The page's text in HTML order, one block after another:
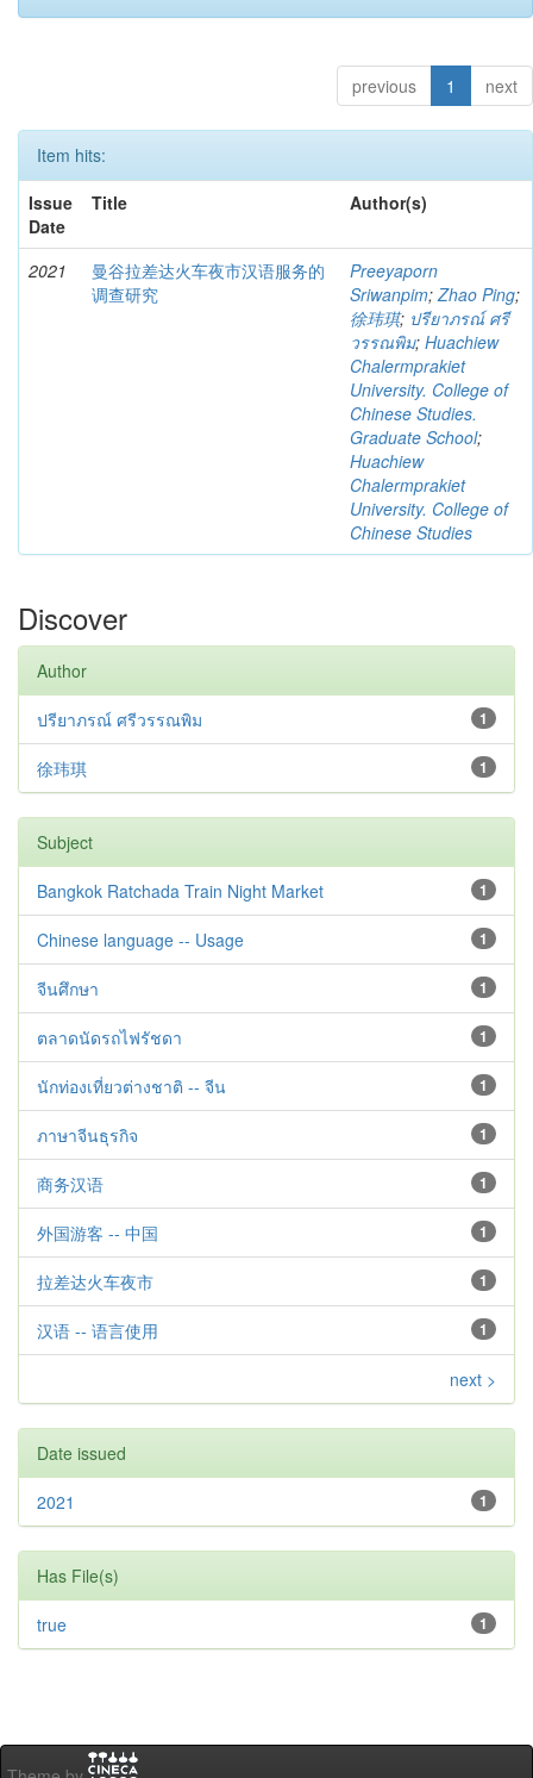
previous 1 next
Item hits:
Issue
Date
Title Author(s)
2021
曼谷拉差达火车夜市汉语服务的
调查研究
Preeyaporn
Sriwanpim;Zhao Ping;
徐玮琪; ปรียาภรณ์ ศรี
วรรณพิม; Huachiew
Chalermprakiet
University. College of
Chinese Studies.
Graduate School;
Huachiew
Chalermprakiet
University. College of
Chinese Studies
Discover
Author
1
ปรียาภรณ์ ศรีวรรณพิม
1
徐玮琪
Subject
1
Bangkok Ratchada Train Night Market
1
Chinese language -- Usage
1
จีนศึกษา
1
ตลาดนัดรถไฟรัชดา
1
นักท่องเที่ยวต่างชาติ -- จีน
1
ภาษาจีนธุรกิจ
1
商务汉语
1
外国游客 -- 中国
1
拉差达火车夜市
1
汉语 -- 语言使用
next >
Date issued
1
2021
Has File(s)
1
true